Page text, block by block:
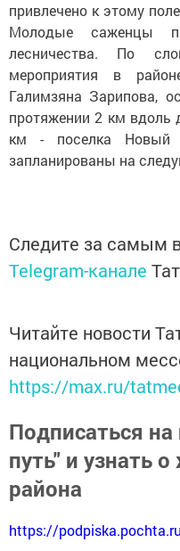
привлечено к этому
Молодые саженцы
лесничества. По
мероприятия в
Галимзяна Зарипова,
протяжении 2 км вдоль
км - поселка Новый
запланированы на
Следите за самым
Telegram-канале
Читайте новости
национальном
https://max.ru/
Подписаться на
путь" и узнать
района
https://